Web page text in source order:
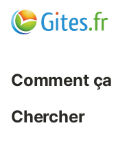
Comment
Chercher